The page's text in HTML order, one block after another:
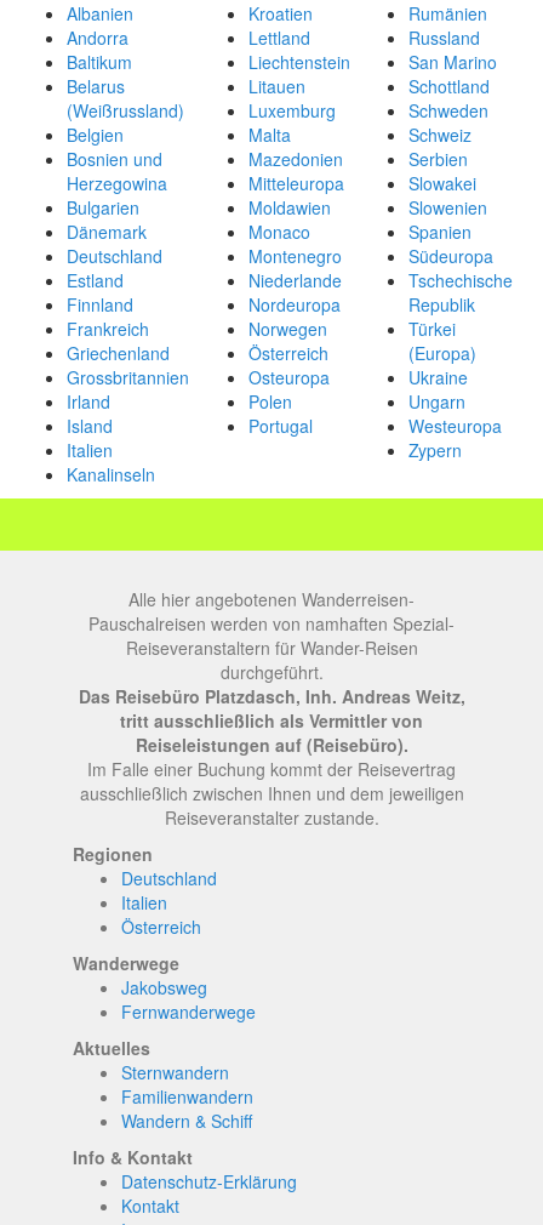
Albanien
Andorra
Baltikum
Belarus
(Weißrussland)
Belgien
Bosnien und
Herzegowina
Bulgarien
Dänemark
Deutschland
Estland
Finnland
Frankreich
Griechenland
Grossbritannien
Irland
Island
Italien
Kanalinseln
Kroatien
Lettland
Liechtenstein
Litauen
Luxemburg
Malta
Mazedonien
Mitteleuropa
Moldawien
Monaco
Montenegro
Niederlande
Nordeuropa
Norwegen
Österreich
Osteuropa
Polen
Portugal
Rumänien
Russland
San Marino
Schottland
Schweden
Schweiz
Serbien
Slowakei
Slowenien
Spanien
Südeuropa
Tschechische
Republik
Türkei
(Europa)
Ukraine
Ungarn
Westeuropa
Zypern
Alle hier angebotenen Wanderreisen-
Pauschalreisen werden von namhaften Spezial-
Reiseveranstaltern für Wander-Reisen
durchgeführt.
Das Reisebüro Platzdasch, Inh. Andreas Weitz,
tritt ausschließlich als Vermittler von
Reiseleistungen auf (Reisebüro).
Im Falle einer Buchung kommt der Reisevertrag
ausschließlich zwischen Ihnen und dem jeweiligen
Reiseveranstalter zustande.
Regionen
Deutschland
Italien
Österreich
Wanderwege
Jakobsweg
Fernwanderwege
Aktuelles
Sternwandern
Familienwandern
Wandern & Schiff
Info & Kontakt
Datenschutz-Erklärung
Kontakt